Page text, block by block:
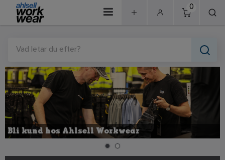
0
Vad letar du efter?
Bli kund hos Ahlsell Workwear